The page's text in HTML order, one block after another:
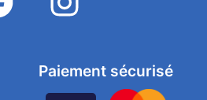
Paiement sécurisé